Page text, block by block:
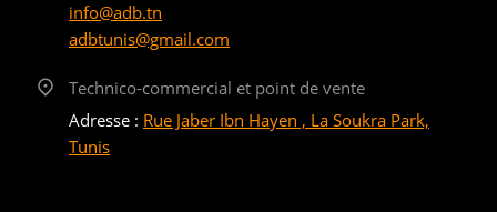
info@adb.tn
adbtunis@gmail.com
Technico-commercial et point de vente
Adresse : Rue Jaber Ibn Hayen , La Soukra Park,
Tunis